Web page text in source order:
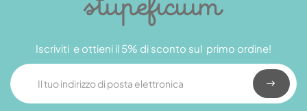
Iscriviti e ottieni il 5% di sconto sul primo ordine!